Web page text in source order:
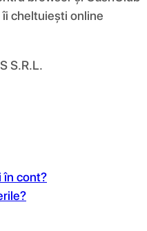
îi cheltuiești online
S.R.L.
în cont?